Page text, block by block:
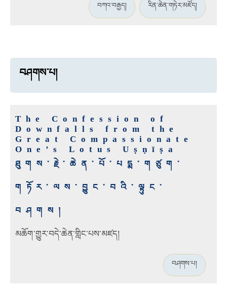
བཀའ་བརྒྱད། རིན་ཆེན་གཏེར་མཛོད།
བཤགས་པ།
The Confession of
Downfalls from the
Great Compassionate
One’s Lotus Uṣṇīṣa
ཐུགས་རྗེ་ཆེན་པོ་པདྨ་གཙུག་
གཏོར་ལས་བྱུང་བའི་ལྟུང་
བཤགས།
མཆོག་གྱུར་བདེ་ཆེན་གླིང་པས་མཛད།
བཤགས་པ།